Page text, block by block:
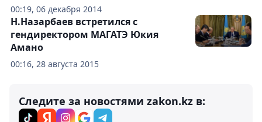
00:19, 06 декабря 2014
00:16, 28 августа 2015
Н.Назарбаев встретился с
гендиректором МАГАТЭ Юкия
Амано
Следите за новостями zakon.kz в: